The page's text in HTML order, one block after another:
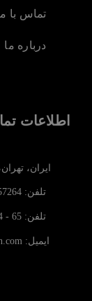
تماس با ما
درباره ما
اطلاعات
ایران، تهران،
تلفن: 57264 - 021
تلفن: 65 - 02188344564
ایمیل: info@arkatebsaman.com